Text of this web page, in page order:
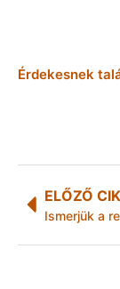
Érdekesnek
ELŐZŐ